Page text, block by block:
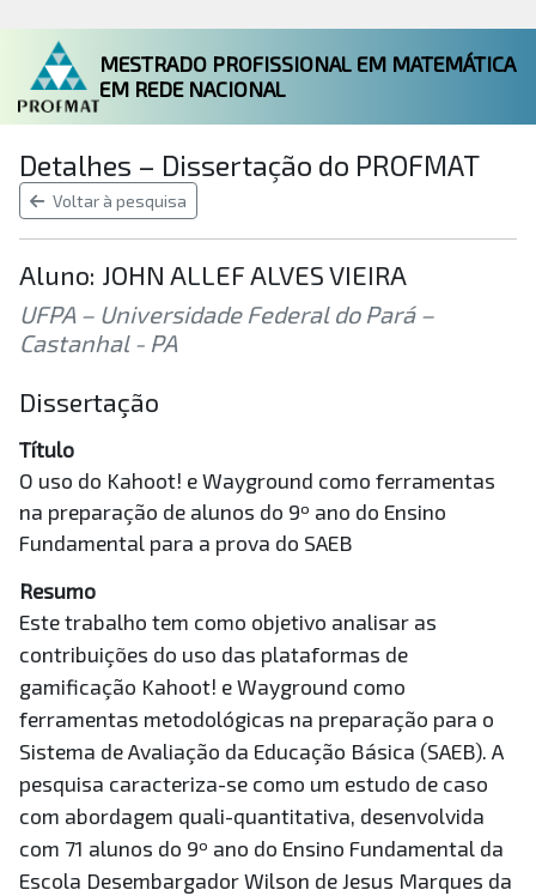
MESTRADO PROFISSIONAL EM MATEMÁTICA
EM REDE NACIONAL
Detalhes – Dissertação do PROFMAT
Voltar à pesquisa
Aluno: JOHN ALLEF ALVES VIEIRA
UFPA – Universidade Federal do Pará –
Castanhal - PA
Dissertação
Título
O uso do Kahoot! e Wayground como ferramentas
na preparação de alunos do 9º ano do Ensino
Fundamental para a prova do SAEB
Resumo
Este trabalho tem como objetivo analisar as
contribuições do uso das plataformas de
gamificação Kahoot! e Wayground como
ferramentas metodológicas na preparação para o
Sistema de Avaliação da Educação Básica (SAEB). A
pesquisa caracteriza-se como um estudo de caso
com abordagem quali-quantitativa, desenvolvida
com 71 alunos do 9º ano do Ensino Fundamental da
Escola Desembargador Wilson de Jesus Marques da